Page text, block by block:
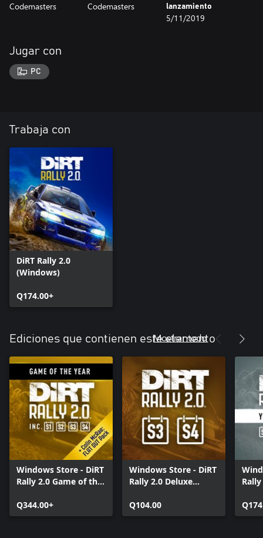
Codemasters Codemasters
lanzamiento
5/11/2019
Jugar con
PC
Trabaja con
DiRT Rally 2.0
(Windows)
Q174.00+
Ediciones que contienen este elemento
Mostrar todo
Windows Store - DiRT
Rally 2.0 Game of the
Q344.00+
Windows Store - DiRT
Rally 2.0 Deluxe
(Seasons 3 and 4)
Q104.00